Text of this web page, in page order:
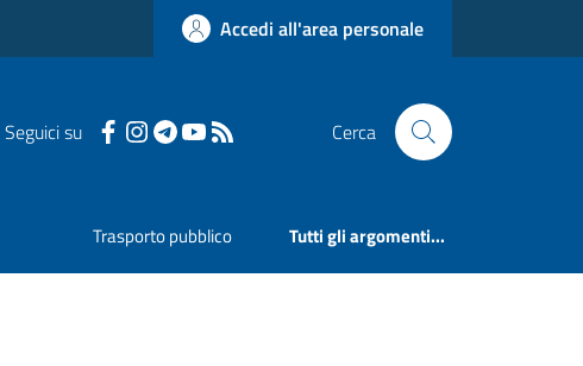
Accedi all'area personale
Seguici su Cerca
Trasporto pubblico Tutti gli argomenti...